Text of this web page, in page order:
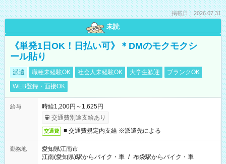
掲載日：2026.07.31
未読
《単発1日OK！日払い可》＊DMのモクモクシ
ール貼り
派遣 職種未経験OK 社会人未経験OK 大学生歓迎
ブランクOK
WEB登録・面接OK
給与
時給1,200円～1,625円
交通費別途支給あり
交通費 ■ 交通費規定内支給 ※派遣先による
勤務地
愛知県江南市
江南(愛知県)駅からバイク・車 / 布袋駅からバイク・車